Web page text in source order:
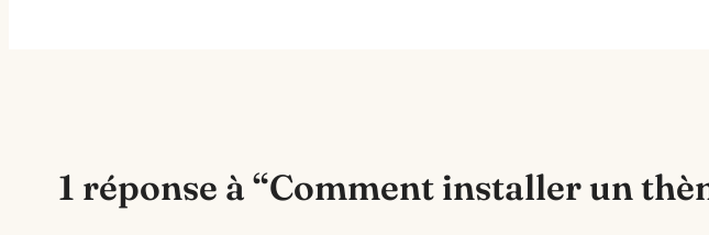
1 réponse à “Comment installer un